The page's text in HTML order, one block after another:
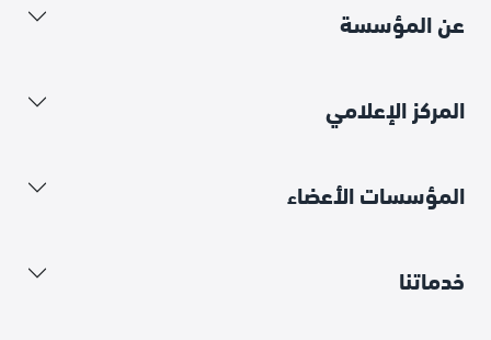
عن المؤسسة
المركز الإعلامي
المؤسسات الأعضاء
خدماتنا